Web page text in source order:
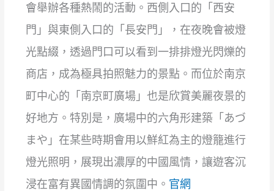
會舉辦各種熱鬧的活動。西側入口的「西安
門」與東側入口的「長安門」，在夜晚會被燈
光點綴，透過門口可以看到一排排燈光閃爍的
商店，成為極具拍照魅力的景點。而位於南京
町中心的「南京町廣場」也是欣賞美麗夜景的
好地方。特別是，廣場中的六角形建築「あづ
まや」在某些時期會用以鮮紅為主的燈籠進行
燈光照明，展現出濃厚的中國風情，讓遊客沉
浸在富有異國情調的氛圍中。 官網